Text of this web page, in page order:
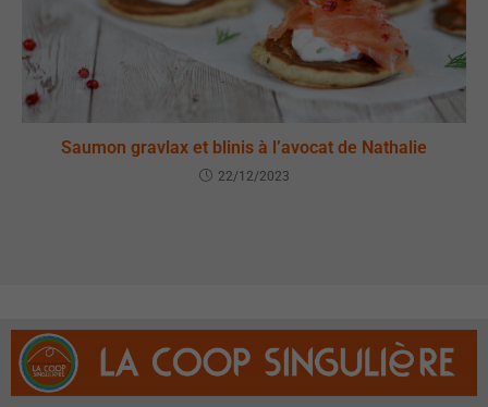
Saumon gravlax et blinis à l’avocat de Nathalie
22/12/2023